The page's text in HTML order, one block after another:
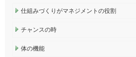
仕組みづくりがマネジメントの役割
チャンスの時
体の機能